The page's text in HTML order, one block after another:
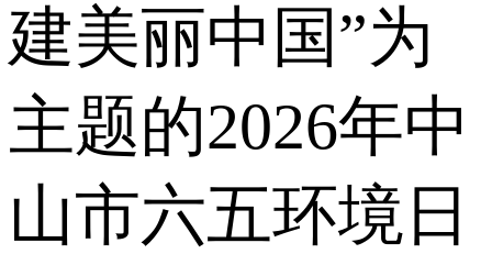
建美丽中国”为
主题的2026年中
山市六五环境日